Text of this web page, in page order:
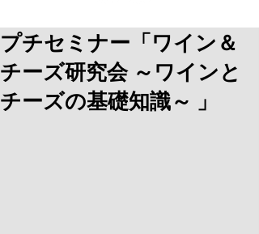
プチセミナー「ワイン＆
チーズ研究会 ～ワインと
チーズの基礎知識～ 」